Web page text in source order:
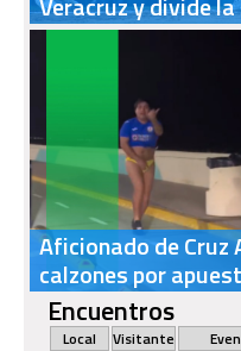
Aficionado de Cruz
calzones por
Encuentros
Local Visitante